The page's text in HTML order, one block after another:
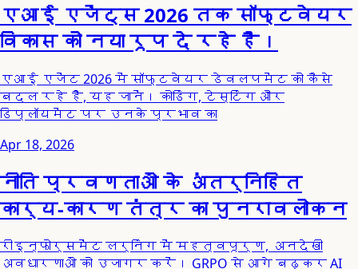
एआई एजेंट्स 2026 तक सॉफ्टवेयर
विकास को नया रूप दे रहे हैं।
एआई एजेंट 2026 में सॉफ्टवेयर डेवलपमेंट को कैसे
बदल रहे हैं, यह जानें। कोडिंग, टेस्टिंग और
डिप्लॉयमेंट पर उनके प्रभाव का
Apr 18, 2026
नीति प्रवणताओं के अंतर्निहित
कार्य-कारण तंत्र का पुनरावलोकन
रीइन्फोर्समेंट लर्निंग में महत्वपूर्ण, अनदेखी
अवधारणाओं को उजागर करें। GRPO से आगे बढ़कर AI